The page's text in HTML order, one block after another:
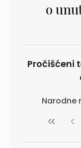
o
Pročišćeni
Narodne